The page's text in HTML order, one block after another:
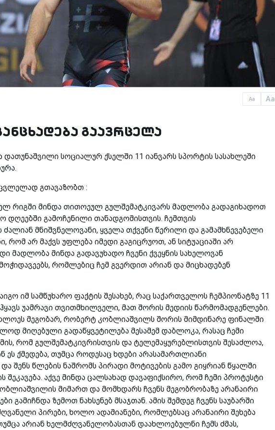
Aa Aa
გაავრცელა
დათუნაშვილი სოციალურ ქსელში 11 იანვარს სპორტის სასახლეში
გთავაზობთ :
რიგში მინდა თითოეულ გულშემატკივარს მადლობა გადაგიხადოთ
გამოჩენილი თანადგომისთვის. ჩემთვის
მნიშვნელოვანი, ყველა თქვენი წერილი და გამამხნევებელი
რომ არ მაქვს უფლება იმედი გაგიცრუოთ, ან სიტუაციაში არ
მადლობა მინდა გადავუხადო ჩვენი ქვეყნის სახელოვან
რომლებიც ჩემ გვერდით არიან და მიცხადებენ
იმ სამწუხარო ფაქტის შესახებ, რაც საქართველოს ჩემპიონატზე 11
უამრავი თვითმხილველი, მათ შორის მედიის წარმომადგენლები.
მეგობარ, რობერტ კობლიაშვილს შორის მიმდინარე ფინალში
მიღებული გადაწყვეტილება მესამემ დაბლოკა, რასაც ჩემი
რომ გულშემატკივრისთვის და ტელემაყურებლისთვის შესაძლოა,
ეს ქმედება, თუმცა როდესაც ხდები არასამართლიანი
შენს წლების ნაშრომს პირადი მოტივების გამო გიყრიან წყალში
შეკავება. აქვე მინდა ცალსახად დავაფიქსირო, რომ ჩემი პროტესტი
მიმართ და მომხდარს ჩვენს მეგობრობაზე არანაირი
გამიჩნდა ზემოთ ნახსენებ მსაჯთან. ამის შემდეგ ჩვენს საუბარში
პირები, ხოლო ადამიანები, რომლებსაც არანაირი შეხება
არიან ხელმძღვანელობასთან დაახლოებულნი ჩემს ძმას,